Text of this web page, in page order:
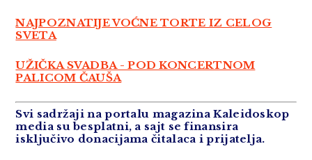
NAJPOZNATIJE VOĆNE TORTE IZ CELOG
SVETA
UŽIČKA SVADBA - POD KONCERTNOM
PALICOM ČAUŠA
Svi sadržaji na portalu magazina Kaleidoskop
media su besplatni, a sajt se finansira
isključivo donacijama čitalaca i prijatelja.